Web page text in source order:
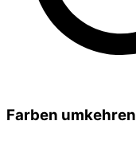
Farben umkehren